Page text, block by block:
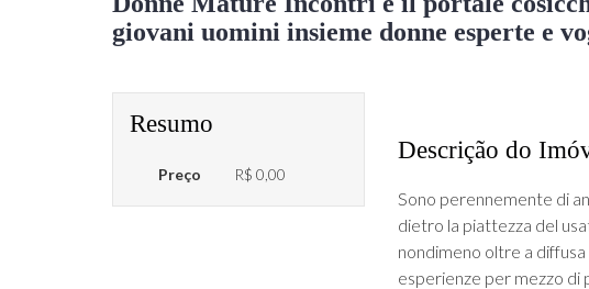
giovani uomini insieme donne esperte e
Resumo
Preço R$ 0,00
Descrição do
Sono perennemente di
dietro la piattezza del
nondimeno oltre a
esperienze per mezzo di